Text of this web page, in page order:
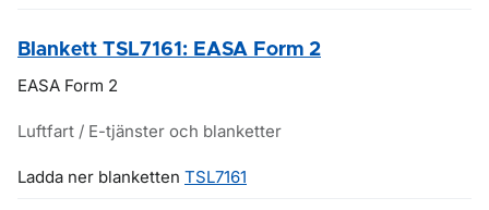
Blankett TSL7161: EASA Form 2
EASA Form 2
Luftfart / E-tjänster och blanketter
Ladda ner blanketten TSL7161